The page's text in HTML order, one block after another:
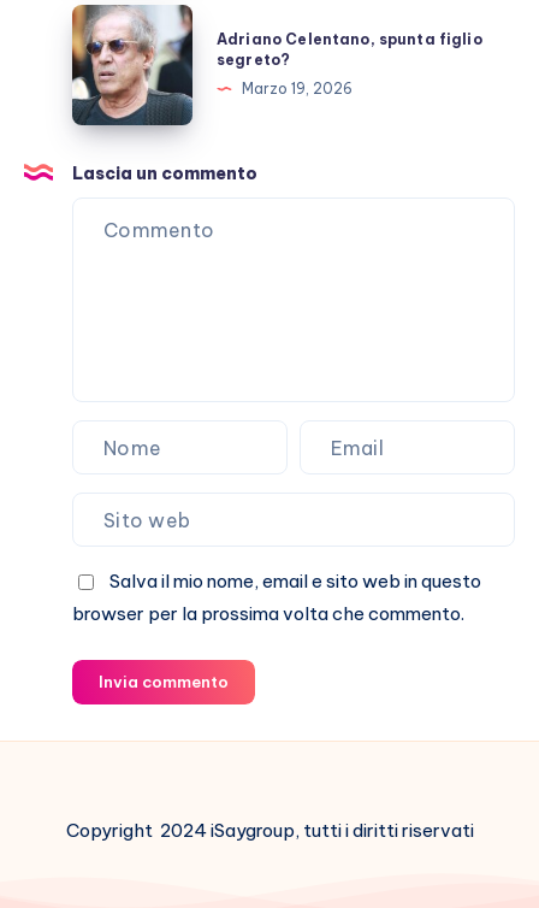
con
Stefano
De
Martino
Adriano
Celentano,
spunta
figlio
segreto?
Adriano Celentano, spunta figlio
segreto?
Marzo 19, 2026
Lascia un commento
Salva il mio nome, email e sito web in questo
browser per la prossima volta che commento.
Invia commento
Copyright 2024 iSaygroup, tutti i diritti riservati